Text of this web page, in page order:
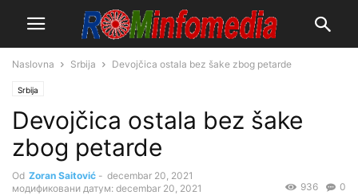
Naslovna Srbija Devojčica ostala bez šake zbog petarde
Srbija
Devojčica ostala bez šake
zbog petarde
Od Zoran Saitović - decembar 20, 2021
модификовани датум: decembar 20, 2021
0
936